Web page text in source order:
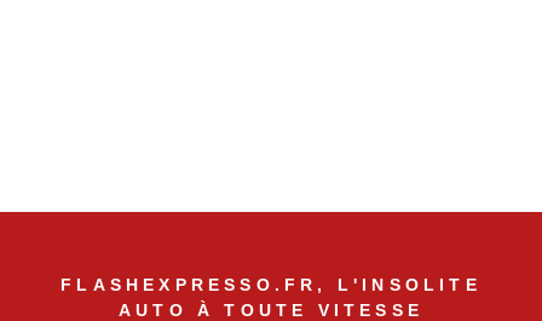
FLASHEXPRESSO.FR, L'INSOLITE
AUTO À TOUTE VITESSE